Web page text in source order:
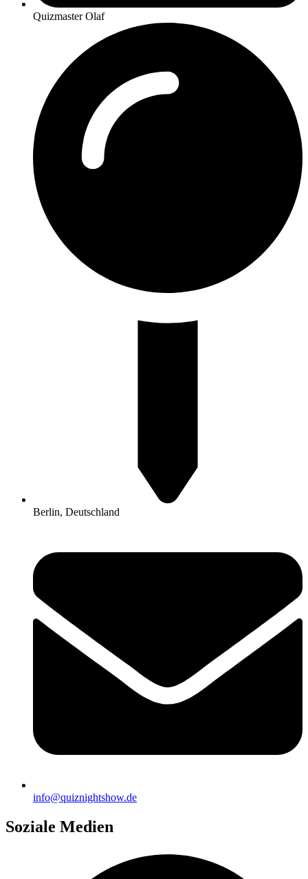
Quizmaster Olaf
Berlin, Deutschland
info@quiznightshow.de
Soziale Medien